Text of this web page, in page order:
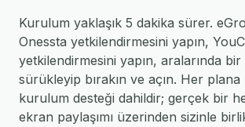
Kurulum yaklaşık 5 dakika sürer.
Onessta yetkilendirmesini yapın,
yetkilendirmesini yapın, aralarında bir
sürükleyip bırakın ve açın. Her
kurulum desteği dahildir; gerçek bir
ekran paylaşımı üzerinden sizinle